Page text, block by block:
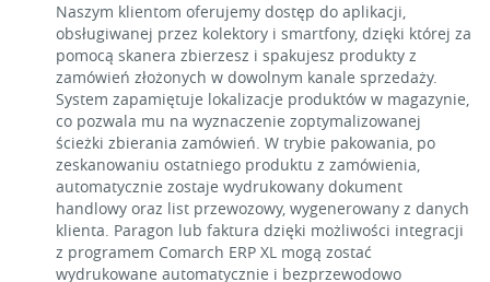
Naszym klientom oferujemy dostęp do aplikacji,
obsługiwanej przez kolektory i smartfony, dzięki której za
pomocą skanera zbierzesz i spakujesz produkty z
zamówień złożonych w dowolnym kanale sprzedaży.
System zapamiętuje lokalizacje produktów w magazynie,
co pozwala mu na wyznaczenie zoptymalizowanej
ścieżki zbierania zamówień. W trybie pakowania, po
zeskanowaniu ostatniego produktu z zamówienia,
automatycznie zostaje wydrukowany dokument
handlowy oraz list przewozowy, wygenerowany z danych
klienta. Paragon lub faktura dzięki możliwości integracji
z programem Comarch ERP XL mogą zostać
wydrukowane automatycznie i bezprzewodowo